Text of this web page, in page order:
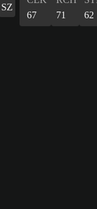
SZ
67
71
62